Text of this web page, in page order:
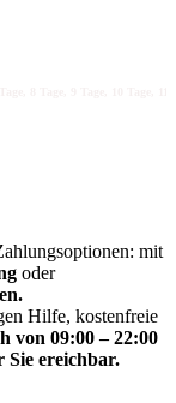
mit
oder
Hilfe, kostenfreie
von 09:00 – 22:00
Sie ereichbar.